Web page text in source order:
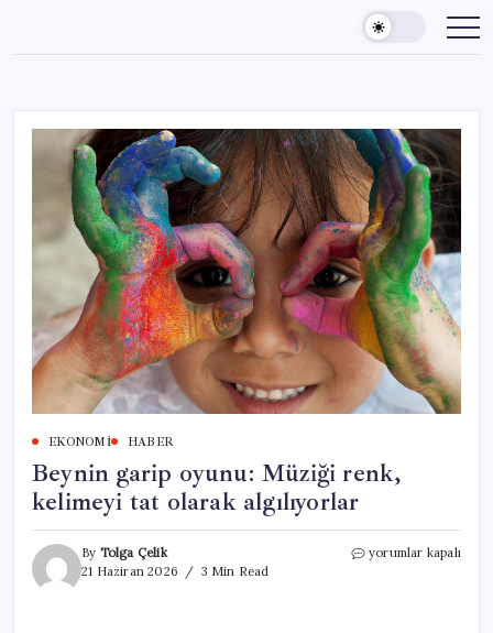
content
EKONOMI HABER
Beynin garip oyunu: Müziği renk,
kelimeyi tat olarak algılıyorlar
By Tolga Çelik
21 Haziran 2026
3 Min Read
Beynin
yorumlar kapalı